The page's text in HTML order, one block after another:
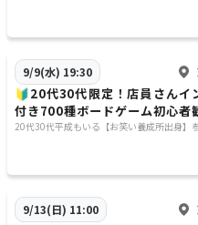
9/9(水) 19:30
🔰20代30代限定！店員さんイ
付き700種ボードゲーム初心者
験会✨
20代30代平成もいる【お笑い養成所出身】
9/13(日) 11:00